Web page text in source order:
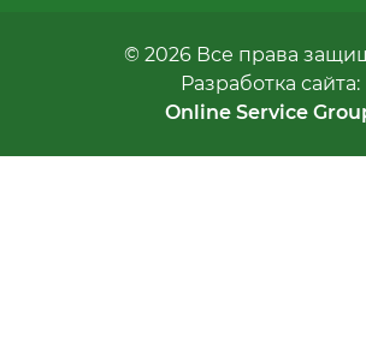
© 2026 Все права
Разработка сайта:
Online Service